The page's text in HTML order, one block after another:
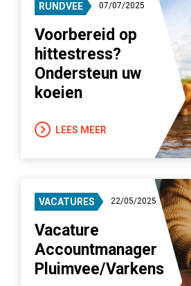
RUNDVEE 07/07/2025
Voorbereid op
hittestress?
Ondersteun uw
koeien
LEES MEER
VACATURES 22/05/2025
Vacature
Accountmanager
Pluimvee/Varkens